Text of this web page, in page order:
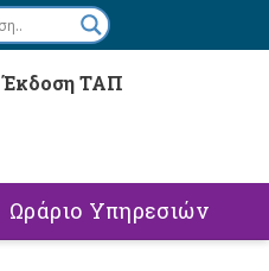
Έκδοση ΤΑΠ
Ωράριο Υπηρεσιών